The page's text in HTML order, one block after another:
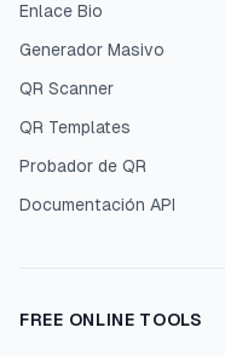
Enlace Bio
Generador Masivo
QR Scanner
QR Templates
Probador de QR
Documentación API
FREE ONLINE TOOLS